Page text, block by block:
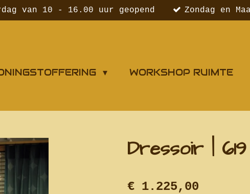
van 10 - 16.00 uur geopend Zondag en
WORKSHOP RUIMTE
Dressoir | 619
€ 1.225,00